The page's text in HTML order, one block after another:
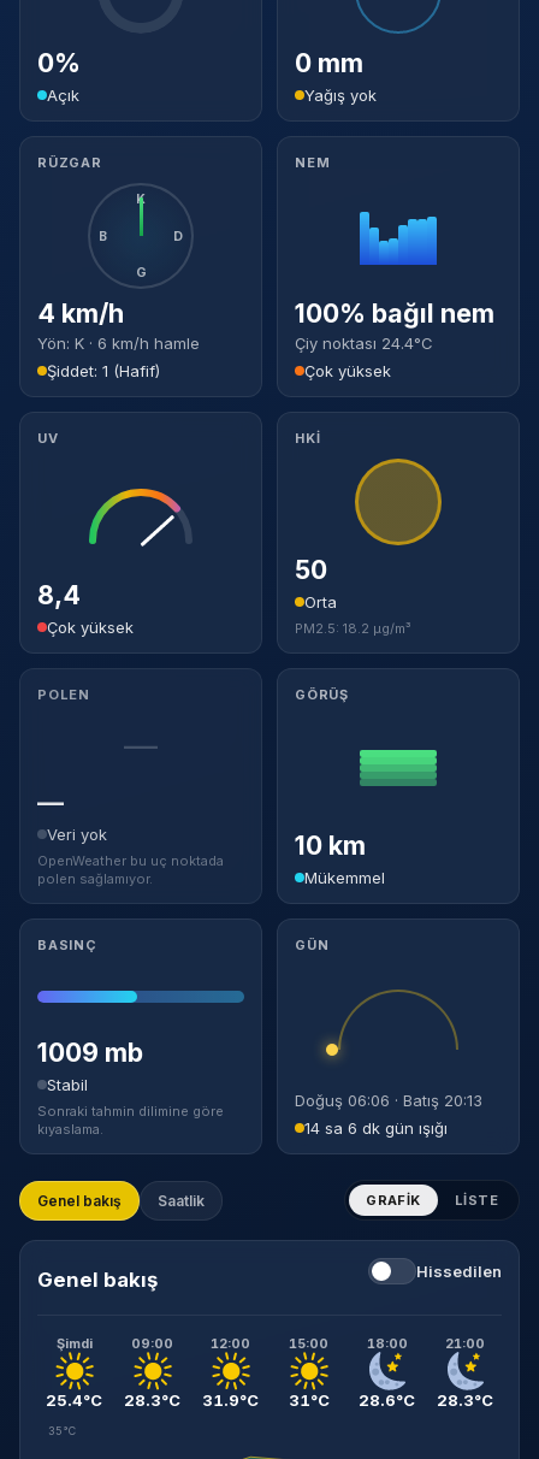
0%
Açık
0 mm
Yağış yok
RÜZGAR
K
D
G
B
4 km/h
Yön: K · 6 km/h hamle
Şiddet: 1 (Hafif)
NEM
100% bağıl nem
Çiy noktası 24.4°C
Çok yüksek
UV
8,4
Çok yüksek
HKİ
50
Orta
PM2.5: 18.2 µg/m³
POLEN
—
—
Veri yok
OpenWeather bu uç noktada
polen sağlamıyor.
GÖRÜŞ
10 km
Mükemmel
BASINÇ
1009 mb
Stabil
Sonraki tahmin dilimine göre
kıyaslama.
GÜN
Doğuş 06:06 · Batış 20:13
14 sa 6 dk gün ışığı
Genel bakış Saatlik GRAFIK LISTE
Genel bakış Hissedilen
Şimdi
25.4°C
09:00
28.3°C
12:00
31.9°C
15:00
31°C
18:00
28.6°C
21:00
28.3°C
35°C